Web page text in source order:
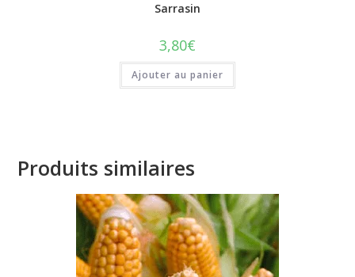
Sarrasin
3,80€
Ajouter au panier
Produits similaires